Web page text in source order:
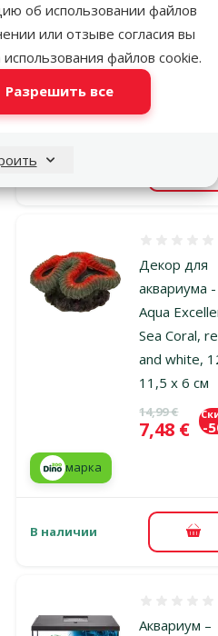
об использовании файлов
или отзыве согласия вы
использования файлов cookie.
Разрешить все
аквариума –
Avesa Bowl,
250 мм
Цена
19,98 €
В наличии В
Декор для
аквариума -
Aqua
Sea Coral,
and white,
11,5 x 6 см
Исходная
14,99 €
Цена
7,48 € -
марка
В наличии В
Аквариум –